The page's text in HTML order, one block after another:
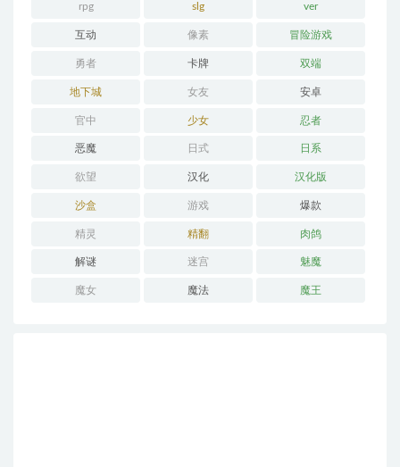
rpg slg ver
互动 像素 冒险游戏
勇者 卡牌 双端
地下城 女友 安卓
官中 少女 忍者
恶魔 日式 日系
欲望 汉化 汉化版
沙盒 游戏 爆款
精灵 精翻 肉鸽
解谜 迷宫 魅魔
魔女 魔法 魔王